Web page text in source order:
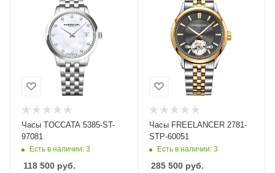
Часы TOCCATA 5385-ST-
97081
Есть в наличии: 3
118 500 руб.
Часы FREELANCER 2781-
STP-60051
Есть в наличии: 3
285 500руб.